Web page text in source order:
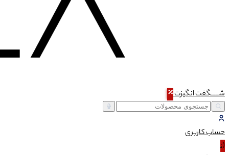
شـــــگفتانگیزت
حسابکاربری
(: